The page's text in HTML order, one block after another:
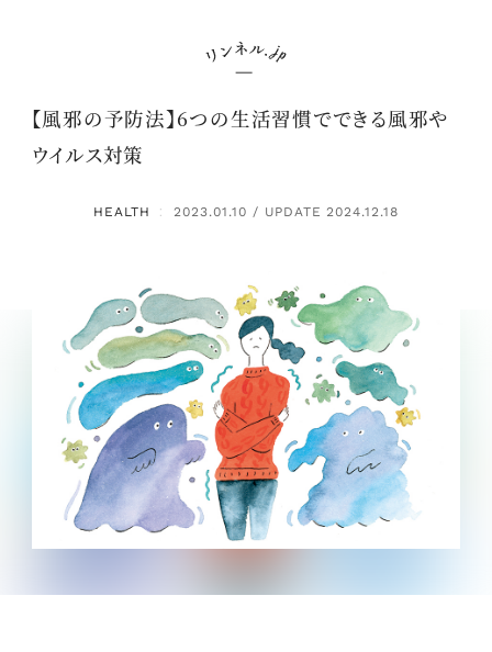
【風邪の予防法】6つの生活習慣でできる風邪や
ウイルス対策
HEALTH ： 2023.01.10 / UPDATE 2024.12.18